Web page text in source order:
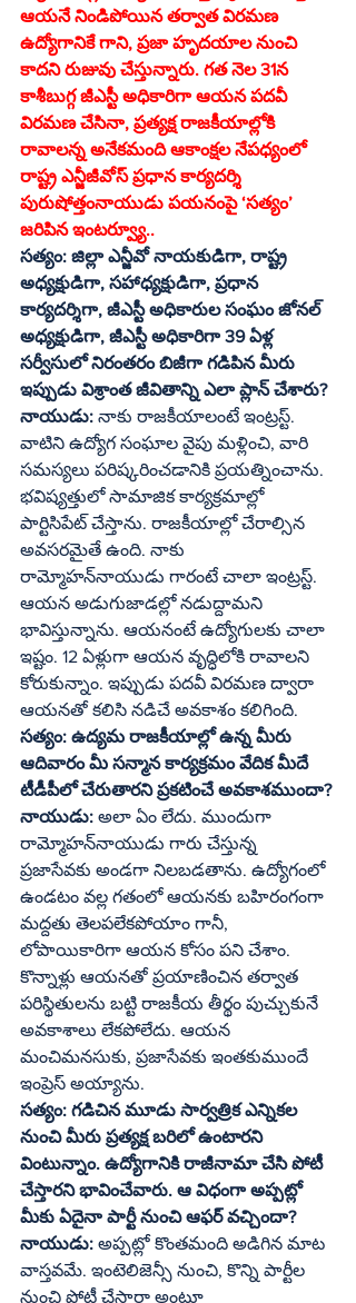
ఆయనే నిండిపోయిన తర్వాత విరమణ
ఉద్యోగానికే గాని, ప్రజా హృదయాల నుంచి
కాదని రుజువు చేస్తున్నారు. గత నెల 31న
కాశీబుగ్గ జీఎస్టీ అధికారిగా ఆయన పదవీ
విరమణ చేసినా, ప్రత్యక్ష రాజకీయాల్లోకి
రావాలన్న అనేకమంది ఆకాంక్షల నేపధ్యంలో
రాష్ట్ర ఎన్జీజీవోస్‌ ప్రధాన కార్యదర్శి
పురుషోత్తంనాయుడు పయనంపై ‘సత్యం’
జరిపిన ఇంటర్వ్యూ..
సత్యం: జిల్లా ఎన్జీవో నాయకుడిగా, రాష్ట్ర
అధ్యక్షుడిగా, సహాధ్యక్షుడిగా, ప్రధాన
కార్యదర్శిగా, జీఎస్టీ అధికారుల సంఘం జోనల్‌
అధ్యక్షుడిగా, జీఎస్టీ అధికారిగా 39 ఏళ్ల
సర్వీసులో నిరంతరం బిజీగా గడిపిన మీరు
ఇప్పుడు విశ్రాంత జీవితాన్ని ఎలా ప్లాన్‌ చేశారు?
నాయుడు: నాకు రాజకీయాలంటే ఇంట్రస్ట్‌.
వాటిని ఉద్యోగ సంఘాల వైపు మళ్లించి, వారి
సమస్యలు పరిష్కరించడానికి ప్రయత్నించాను.
భవిష్యత్తులో సామాజిక కార్యక్రమాల్లో
పార్టిసిపేట్‌ చేస్తాను. రాజకీయాల్లో చేరాల్సిన
అవసరమైతే ఉంది. నాకు
రామ్మోహన్‌నాయుడు గారంటే చాలా ఇంట్రస్ట్‌.
ఆయన అడుగుజాడల్లో నడుద్దామని
భావిస్తున్నాను. ఆయనంటే ఉద్యోగులకు చాలా
ఇష్టం. 12 ఏళ్లుగా ఆయన వృద్ధిలోకి రావాలని
కోరుకున్నాం. ఇప్పుడు పదవీ విరమణ ద్వారా
ఆయనతో కలిసి నడిచే అవకాశం కలిగింది.
సత్యం: ఉద్యమ రాజకీయాల్లో ఉన్న మీరు
ఆదివారం మీ సన్మాన కార్యక్రమం వేదిక మీదే
టీడీపీలో చేరుతారని ప్రకటించే అవకాశముందా?
నాయుడు: అలా ఏం లేదు. ముందుగా
రామ్మోహన్‌నాయుడు గారు చేస్తున్న
ప్రజాసేవకు అండగా నిలబడతాను. ఉద్యోగంలో
ఉండటం వల్ల గతంలో ఆయనకు బహిరంగంగా
మద్దతు తెలపలేకపోయాం గానీ,
లోపాయికారిగా ఆయన కోసం పని చేశాం.
కొన్నాళ్లు ఆయనతో ప్రయాణించిన తర్వాత
పరిస్థితులను బట్టి రాజకీయ తీర్థం పుచ్చుకునే
అవకాశాలు లేకపోలేదు. ఆయన
మంచిమనసుకు, ప్రజాసేవకు ఇంతకుముందే
ఇంప్రెస్‌ అయ్యాను.
సత్యం: గడిచిన మూడు సార్వత్రిక ఎన్నికల
నుంచి మీరు ప్రత్యక్ష బరిలో ఉంటారని
వింటున్నాం. ఉద్యోగానికి రాజీనామా చేసి పోటీ
చేస్తారని భావించేవారు. ఆ విధంగా అప్పట్లో
మీకు ఏదైనా పార్టీ నుంచి ఆఫర్‌ వచ్చిందా?
నాయుడు: అప్పట్లో కొంతమంది అడిగిన మాట
వాస్తవమే. ఇంటెలిజెన్సీ నుంచి, కొన్ని పార్టీల
నుంచి పోటీ చేస్తారా అంటూ